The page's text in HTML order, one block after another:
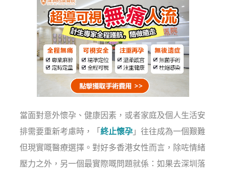
當面對意外懷孕、健康因素，或者家庭及個人生活安
排需要重新考慮時，「終止懷孕 」往往成為一個艱難
但現實嘅醫療選擇。對好多香港女性而言，除咗情緒
壓力之外，另一個最實際嘅問題就係：如果去深圳落